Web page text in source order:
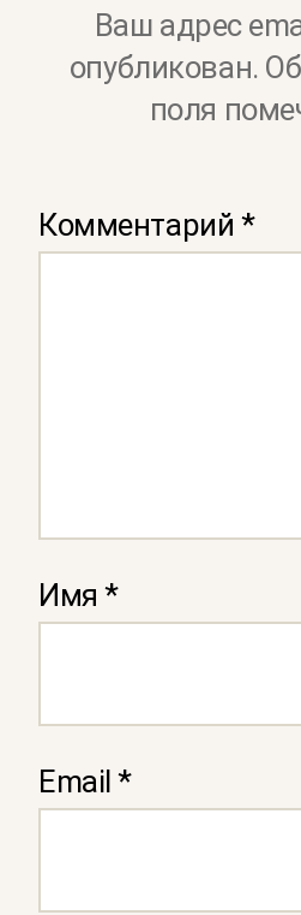
Ваш адрес
опубликован.
поля
Комментарий *
Имя*
Email*